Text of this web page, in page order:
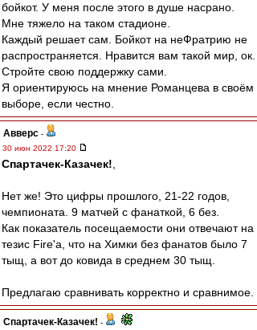
бойкот. У меня после этого в душе насрано.
Мне тяжело на таком стадионе.
Каждый решает сам. Бойкот на неФратрию не
распространяется. Нравится вам такой мир, ок.
Стройте свою поддержку сами.
Я ориентируюсь на мнение Романцева в своём
выборе, если честно.
Авверс -
30 июн 2022 17:20
Спартачек-Казачек!
Нет же! Это цифры прошлого, 21-22 годов,
чемпионата. 9 матчей с фанаткой, 6 без.
Как показатель посещаемости они отвечают на
тезис Fire'a, что на Химки без фанатов было 7
тыщ, а вот до ковида в среднем 30 тыщ.
Предлагаю сравнивать корректно и сравнимое.
Спартачек-Казачек! -